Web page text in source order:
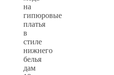
на
гипюровые
платья
в
стиле
нижнего
белья
дам